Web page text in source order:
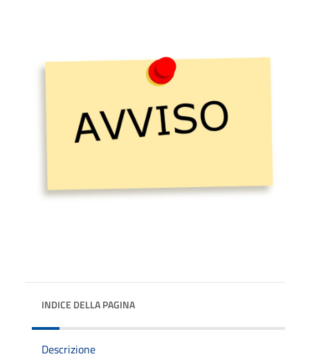
INDICE DELLA PAGINA
Descrizione